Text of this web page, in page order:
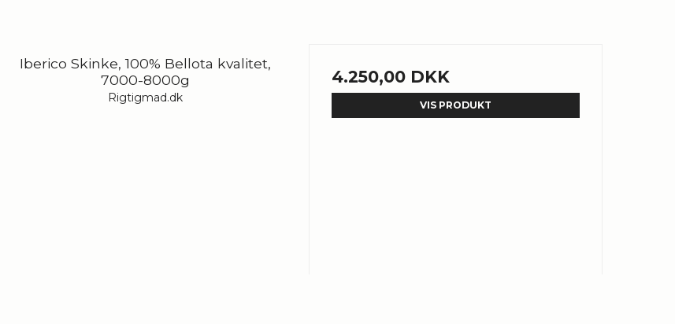
Iberico Skinke, 100% Bellota kvalitet,
7000-8000g
Rigtigmad.dk
4.250,00 DKK
VIS PRODUKT